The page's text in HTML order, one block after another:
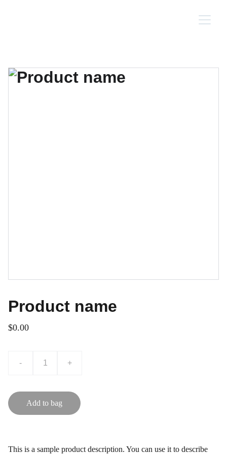
Product name
$0.00
- +
Add to bag
This is a sample product description. You can use it to describe